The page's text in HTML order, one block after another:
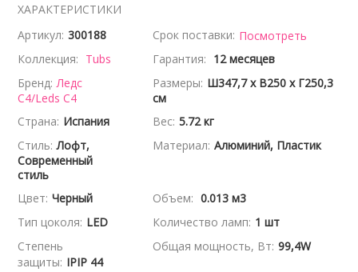
ХАРАКТЕРИСТИКИ
Артикул: 300188 Срок поставки: Посмотреть
Коллекция: Tubs Гарантия: 12 месяцев
Бренд: Ледс
С4/Leds C4
Размеры: Ш347,7 x В250 x Г250,3
см
Страна: Испания Вес: 5.72 кг
Стиль: Лофт,
Современный
стиль
Материал: Алюминий, Пластик
Цвет: Черный Объем: 0.013 м3
Тип цоколя: LED Количество ламп: 1 шт
Степень
защиты: IPIP 44
Общая мощность, Вт: 99,4W